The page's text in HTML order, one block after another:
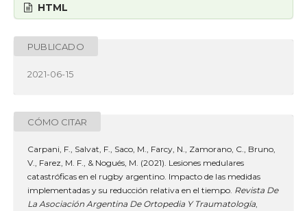
HTML
PUBLICADO
2021-06-15
CÓMO CITAR
Carpani, F., Salvat, F., Saco, M., Farcy, N., Zamorano, C., Bruno,
V., Farez, M. F., & Nogués, M. (2021). Lesiones medulares
catastróficas en el rugby argentino. Impacto de las medidas
implementadas y su reducción relativa en el tiempo. Revista De
La Asociación Argentina De Ortopedia Y Traumatología